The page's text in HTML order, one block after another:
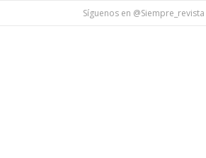
Síguenos en @Siempre_revista